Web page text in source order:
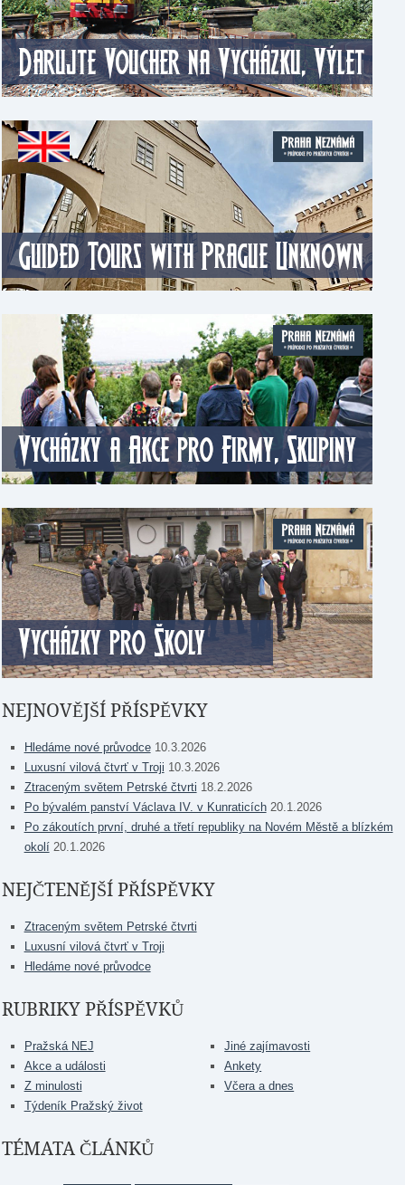
NEJNOVĚJŠÍ PŘÍSPĚVKY
Hledáme nové průvodce 10.3.2026
Luxusní vilová čtvrť v Troji 10.3.2026
Ztraceným světem Petrské čtvrti 18.2.2026
Po bývalém panství Václava IV. v Kunraticích 20.1.2026
Po zákoutích první, druhé a třetí republiky na Novém Městě a blízkém
okolí 20.1.2026
NEJČTENĚJŠÍ PŘÍSPĚVKY
Ztraceným světem Petrské čtvrti
Luxusní vilová čtvrť v Troji
Hledáme nové průvodce
RUBRIKY PŘÍSPĚVKŮ
Pražská NEJ
Akce a události
Z minulosti
Týdeník Pražský život
Jiné zajímavosti
Ankety
Včera a dnes
TÉMATA ČLÁNKŮ